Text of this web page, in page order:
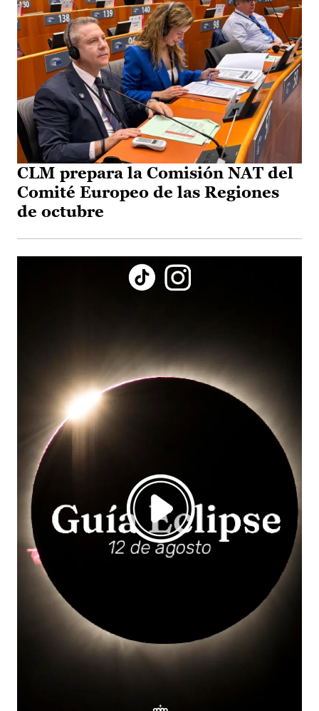
CLM prepara la Comisión NAT del
Comité Europeo de las Regiones
de octubre